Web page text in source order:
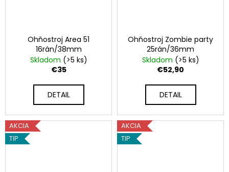
Ohňostroj Area 51
16rán/38mm
Skladom (>5 ks)
€35
DETAIL
Ohňostroj Zombie party
25rán/36mm
Skladom (>5 ks)
€52,90
DETAIL
AKCIA
TIP
AKCIA
TIP